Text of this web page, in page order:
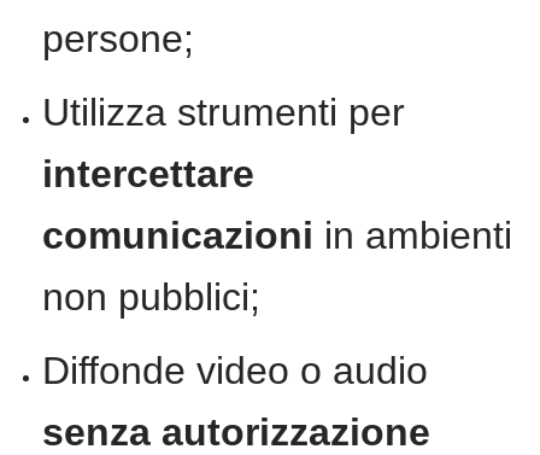
persone;
Utilizza strumenti per
intercettare
comunicazioni in ambienti
non pubblici;
Diffonde video o audio
senza autorizzazione